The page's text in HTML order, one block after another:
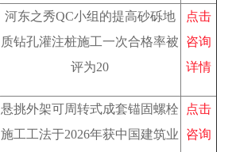
河东之秀QC小组的提高砂砾地
质钻孔灌注桩施工一次合格率被
评为20
点击
咨询
详情
悬挑外架可周转式成套锚固螺栓
施工工法于2026年获中国建筑业
点击
咨询